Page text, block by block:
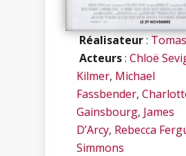
Réalisateur:
Acteurs: Chloë
Kilmer, Michael
Fassbender,
Gainsbourg, James
D’Arcy, Rebecca
Simmons